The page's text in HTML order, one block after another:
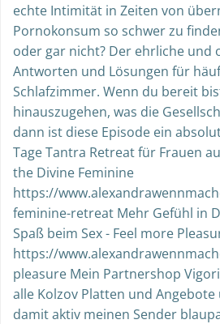
echte Intimität in Zeiten von
Pornokonsum so schwer zu
oder gar nicht? Der ehrliche und
Antworten und Lösungen für
Schlafzimmer. Wenn du bereit
hinauszugehen, was die
dann ist diese Episode ein
Tage Tantra Retreat für Frauen
the Divine Feminine
https://
feminine-retreat Mehr Gefühl in
Spaß beim Sex - Feel more
https://
pleasure Mein Partnershop
alle Kolzov Platten und
damit aktiv meinen Sender